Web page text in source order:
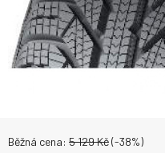
Běžná cena: 5 129Kč(-38%)